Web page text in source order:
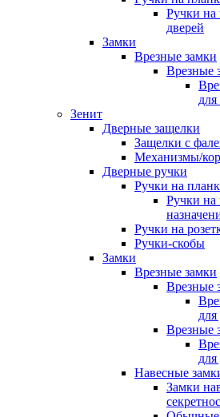
Ручки на
дверей
Замки
Врезные замки
Врезные
Зенит
Дверные защелки
Защелки с
Механизмы/
Дверные ручки
Ручки на
Ручки на
Ручки на
Ручки-скобы
Замки
Врезные замки
Врезные
Врезные
Навесные
Замки